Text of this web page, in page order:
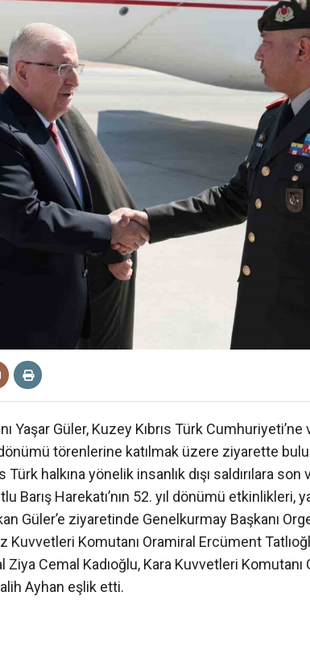
Yaşar Güler, Kuzey Kıbrıs Türk Cumhuriyeti’ne
dönümü törenlerine katılmak üzere ziyarette
Türk halkına yönelik insanlık dışı saldırılara
Barış Harekatı’nın 52. yıl dönümü etkinlikleri,
Güler’e ziyaretinde Genelkurmay Başkanı
Kuvvetleri Komutanı Oramiral Ercüment
Ziya Cemal Kadıoğlu, Kara Kuvvetleri
Ayhan eşlik etti.